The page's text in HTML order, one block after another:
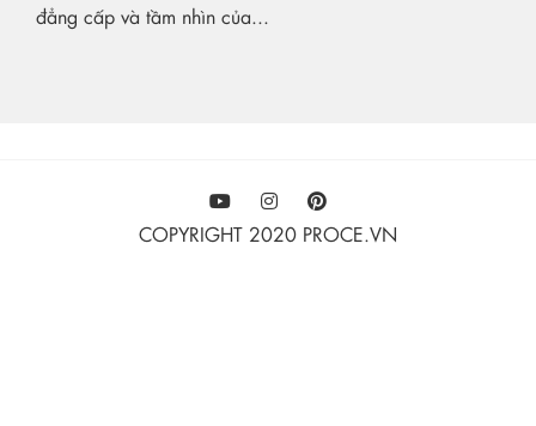
đẳng cấp và tầm nhìn của...
COPYRIGHT 2020 PROCE.VN